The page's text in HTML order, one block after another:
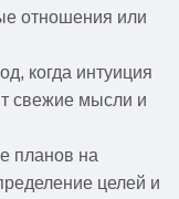
отношения или
когда интуиция
свежие мысли и
планов на
целей и